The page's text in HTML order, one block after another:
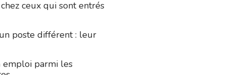
ceux qui sont entrés
poste différent : leur
emploi parmi les